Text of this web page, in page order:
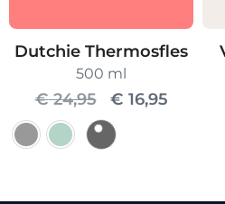
Dutchie Thermosfles
500 ml
€24,95
prijs
was:
€ 16,95Huidige